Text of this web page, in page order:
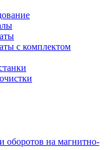
с комплектом
оборотов на магнитно-